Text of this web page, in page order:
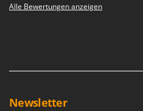
Alle Bewertungen anzeigen
Newsletter